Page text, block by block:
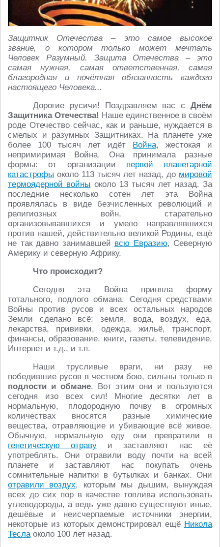
Защитник Отечества – это самое высокое
звание, о котором только может мечтать
Человек Разумный. Защита Отечества – это
самая нужная, самая ответственная, самая
благородная и почётная обязанность каждого
настоящего Человека...
Дорогие русичи! Поздравляем вас с Днём
Защитника Отечества! Наше единственное в своём
роде Отечество сейчас, как и раньше, нуждается в
смелых и разумных Защитниках. На планете уже
более 100 тысяч лет идёт Война, жестокая и
непримиримая Война. Она принимала разные
формы: от организации первой планетарной
катастрофы около 113 тысяч лет назад, до мировой
термоядерной войны около 13 тысяч лет назад. За
последние несколько сотен лет эта Война
проявлялась в виде безчисленных революций и
религиозных войн, старательно
организовывавшихся и умело направлявшихся
против нашей, действительно великой Родины, ещё
не так давно занимавшей всю Евразию, Северную
Америку и северную Африку.
Что происходит?
Сегодня эта Война приняла форму
тотального, подлого обмана. Сегодня средствами
Войны против русов и всех остальных народов
Земли сделано всё: земля, вода, воздух, еда,
лекарства, прививки, одежда, жильё, транспорт,
финансы, образование, книги, газеты, телевидение,
Интернет и т.д., и т.п.
Наши трусливые враги, ни разу не
победившие русов в честном бою, сильны только в
подлости и обмане. Вот этим они и пользуются
сегодня изо всех сил! Многие десятки лет в
нормальную, плодородную почву в огромных
количествах вносятся разные химические
вещества, отравляющие и убивающие всё живое.
Обычную, нормальную еду они превратили в
генетическую отраву и заставляют нас её
употреблять. Они отравили воду почти на всей
планете и заставляют нас покупать очень
сомнительные напитки в бутылках и банках. Они
отравили воздух, которым мы дышим, вынуждая
всех до сих пор в качестве топлива использовать
углеводороды, а ведь уже давно существуют иные,
дешёвые и неисчерпаемые источники энергии,
некоторые из которых демонстрировал ещё Никола
Теслаоколо 100 лет назад.